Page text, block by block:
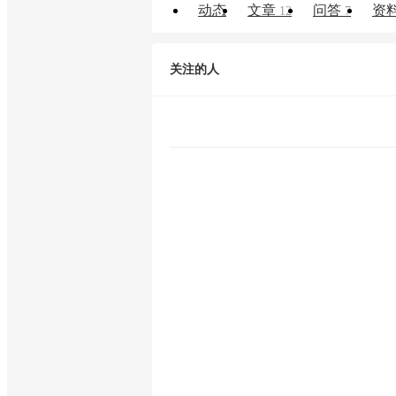
动态 文章 12 问答 7 资
关注的人